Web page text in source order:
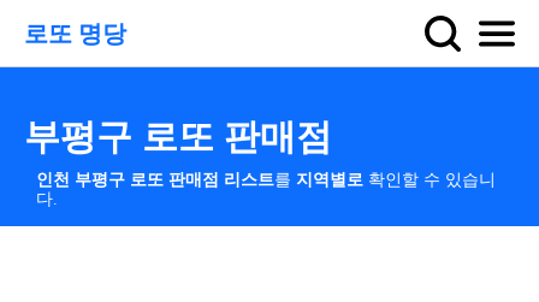
로또 명당
부평구 로또 판매점
인천 부평구 로또 판매점 리스트를 지역별로 확인할 수 있습니
다.